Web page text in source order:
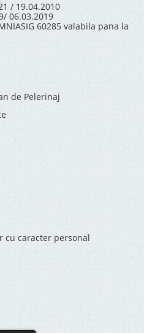
/ 19.04.2010
06.03.2019
60285 valabila pana la
de Pelerinaj
cu caracter personal